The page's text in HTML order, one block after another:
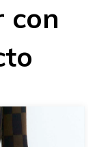
con